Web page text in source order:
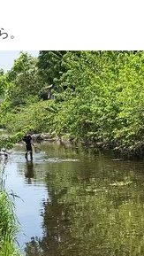
。